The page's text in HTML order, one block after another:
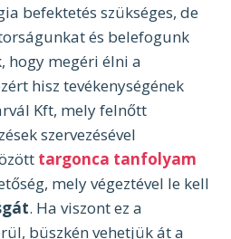
befektetés szükséges, de
és belefogunk
hogy megéri élni a
hisz tevékenységének
Kft, mely felnőtt
szervezésével
targonca tanfolyam
mely végeztével le kell
. Ha viszont ez a
büszkén vehetjük át a